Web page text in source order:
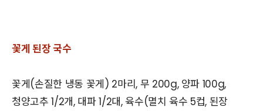
꽃게 된장 국수
꽃게(손질한 냉동 꽃게) 2마리, 무 200g, 양파 100g,
청양고추 1/2개, 대파 1/2대, 육수(멸치 육수 5컵, 된장